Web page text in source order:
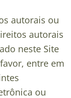
autorais ou
autorais
neste Site
entre em
ou